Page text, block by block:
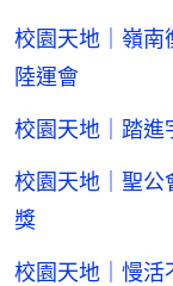
校園天地｜嶺
陸運會
校園天地｜踏
校園天地｜聖公
獎
校園天地｜慢